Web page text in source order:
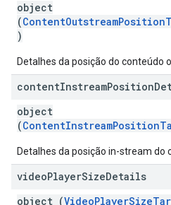
object
(
)
Detalhes da posição do conteúdo
contentInstreamPosition
object
(
Detalhes da posição in-stream do
videoPlayerSizeDetails
object (